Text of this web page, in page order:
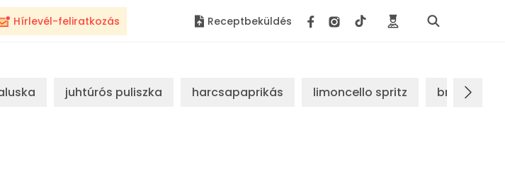
Hírlevél-feliratkozás Receptbeküldés
juhtúrós puliszka harcsapaprikás limoncello spritz brassói